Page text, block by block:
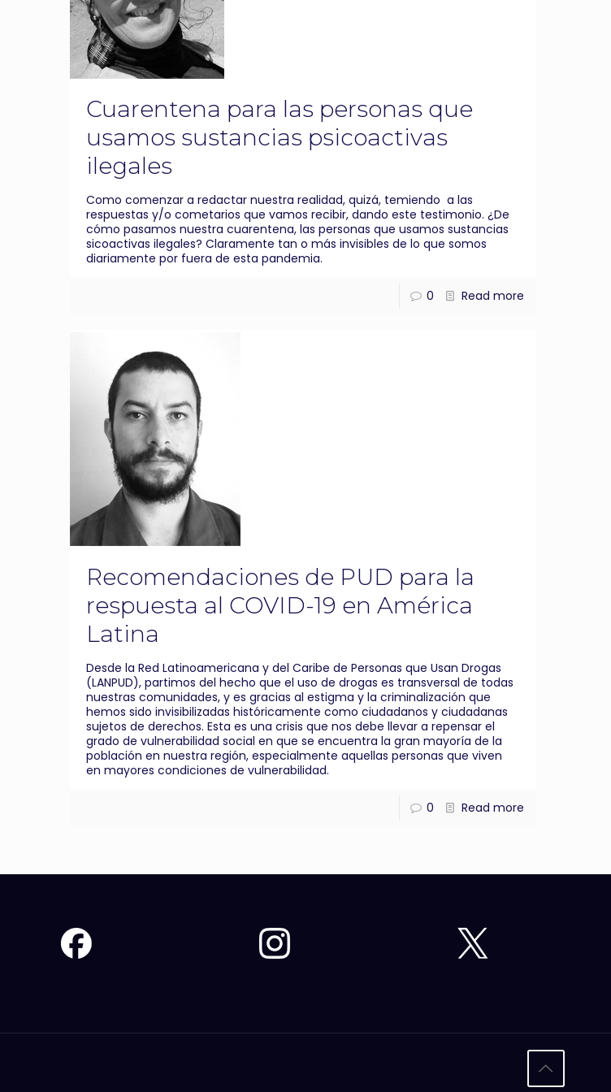
Cuarentena para las personas que
usamos sustancias psicoactivas
ilegales
Como comenzar a redactar nuestra realidad, quizá, temiendo a las
respuestas y/o cometarios que vamos recibir, dando este testimonio. ¿De
cómo pasamos nuestra cuarentena, las personas que usamos sustancias
sicoactivas ilegales? Claramente tan o más invisibles de lo que somos
diariamente por fuera de esta pandemia.
0 Read more
Recomendaciones de PUD para la
respuesta al COVID-19 en América
Latina
Desde la Red Latinoamericana y del Caribe de Personas que Usan Drogas
(LANPUD), partimos del hecho que el uso de drogas es transversal de todas
nuestras comunidades, y es gracias al estigma y la criminalización que
hemos sido invisibilizadas históricamente como ciudadanos y ciudadanas
sujetos de derechos. Esta es una crisis que nos debe llevar a repensar el
grado de vulnerabilidad social en que se encuentra la gran mayoría de la
población en nuestra región, especialmente aquellas personas que viven
en mayores condiciones de vulnerabilidad.
0 Read more